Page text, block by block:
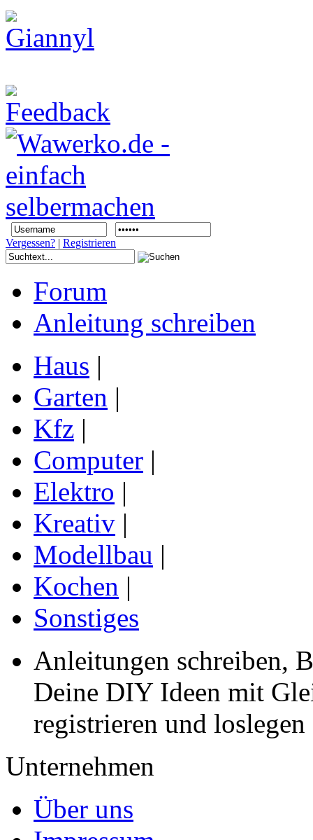
Vergessen? | Registrieren
Forum
Anleitung schreiben
Haus |
Garten |
Kfz |
Computer |
Elektro |
Kreativ |
Modellbau |
Kochen |
Sonstiges
Anleitungen schreiben,
Deine DIY Ideen mit
registrieren und loslegen
Unternehmen
Über uns